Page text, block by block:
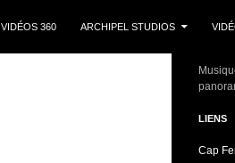
VIDÉOS 360 ARCHIPEL STUDIOS
LIENS
Cap